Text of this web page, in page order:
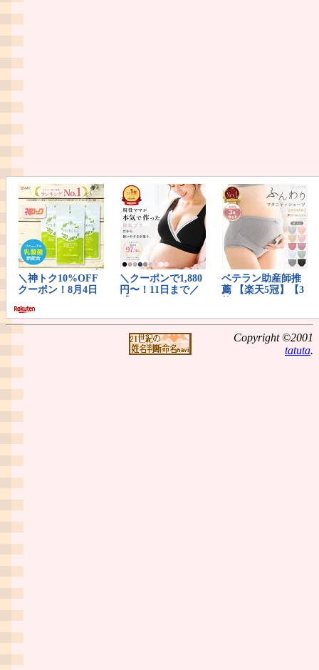
Copyright ©2001
tatuta.